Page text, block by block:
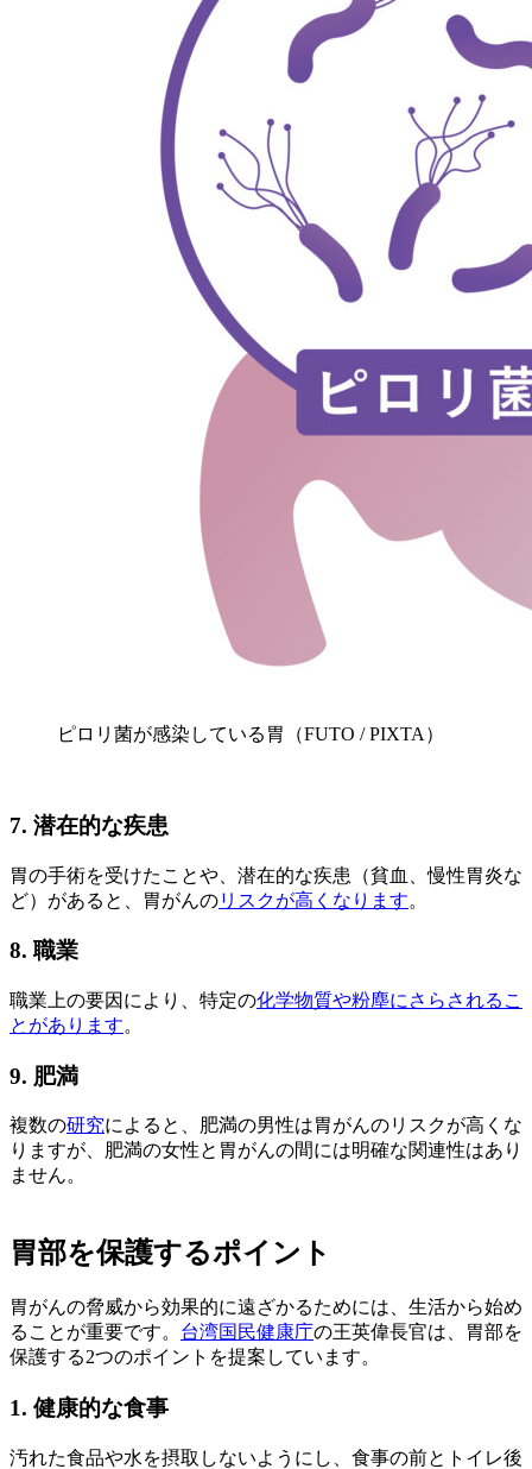
ピロリ菌が感染している胃（FUTO / PIXTA）
7. 潜在的な疾患
胃の手術を受けたことや、潜在的な疾患（貧血、慢性胃炎な
ど）があると、胃がんのリスクが高くなります。
8. 職業
職業上の要因により、特定の化学物質や粉塵にさらされるこ
とがあります。
9. 肥満
複数の研究によると、肥満の男性は胃がんのリスクが高くな
りますが、肥満の女性と胃がんの間には明確な関連性はあり
ません。
胃部を保護するポイント
胃がんの脅威から効果的に遠ざかるためには、生活から始め
ることが重要です。 台湾国民健康庁の王英偉長官は、胃部を
保護する2つのポイントを提案しています。
1. 健康的な食事
汚れた食品や水を摂取しないようにし、食事の前とトイレ後